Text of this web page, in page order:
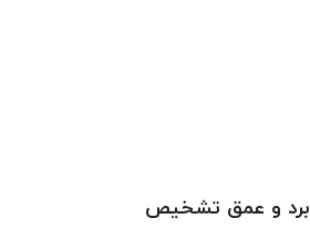
برد و عمق تشخیص